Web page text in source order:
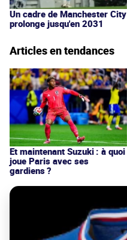
Un cadre de Manchester City
prolonge jusqu'en 2031
Articles en tendances
Et maintenant Suzuki : à quoi
joue Paris avec ses
gardiens ?